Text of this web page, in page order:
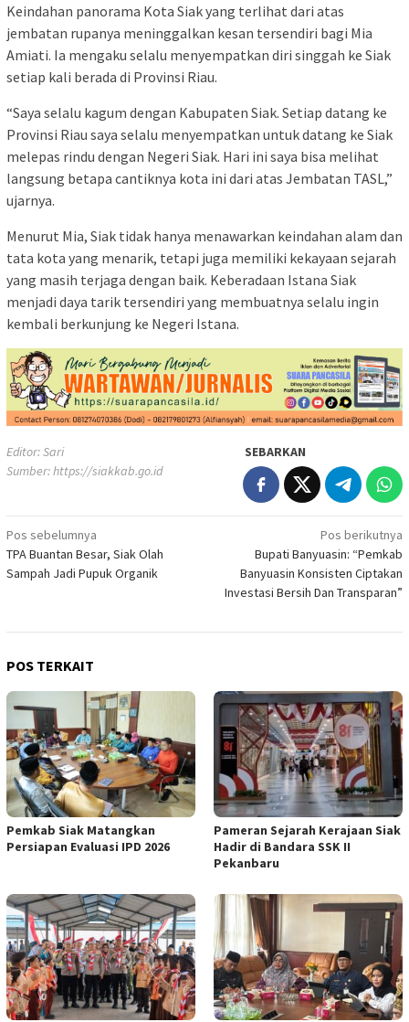
Keindahan panorama Kota Siak yang terlihat dari atas
jembatan rupanya meninggalkan kesan tersendiri bagi Mia
Amiati. Ia mengaku selalu menyempatkan diri singgah ke Siak
setiap kali berada di Provinsi Riau.
“Saya selalu kagum dengan Kabupaten Siak. Setiap datang ke
Provinsi Riau saya selalu menyempatkan untuk datang ke Siak
melepas rindu dengan Negeri Siak. Hari ini saya bisa melihat
langsung betapa cantiknya kota ini dari atas Jembatan TASL,”
ujarnya.
Menurut Mia, Siak tidak hanya menawarkan keindahan alam dan
tata kota yang menarik, tetapi juga memiliki kekayaan sejarah
yang masih terjaga dengan baik. Keberadaan Istana Siak
menjadi daya tarik tersendiri yang membuatnya selalu ingin
kembali berkunjung ke Negeri Istana.
Editor: Sari
Sumber:https://siakkab.go.id
SEBARKAN
Navigasi
pos
Pos sebelumnya
TPA Buantan Besar, Siak Olah
Sampah Jadi Pupuk Organik
Pos berikutnya
Bupati Banyuasin: “Pemkab
Banyuasin Konsisten Ciptakan
Investasi Bersih Dan Transparan”
POS TERKAIT
Pemkab Siak Matangkan
Persiapan Evaluasi IPD 2026
Pameran Sejarah Kerajaan Siak
Hadir di Bandara SSK II
Pekanbaru